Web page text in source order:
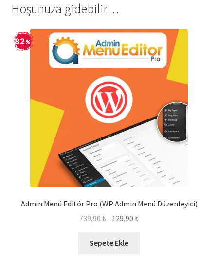
Hoşunuza gidebilir…
Admin Menü Editör Pro (WP Admin Menü Düzenleyici)
82
739,90₺ Orijinal
739,90 ₺.
129,90₺Şu
Sepete Ekle